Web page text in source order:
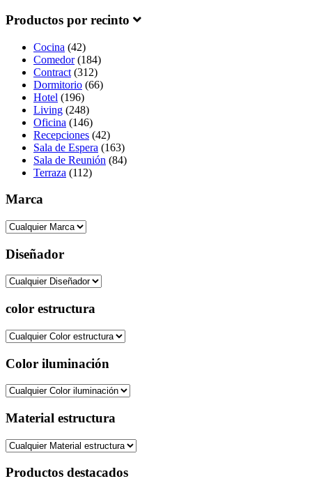
Productos por recinto
Cocina (42)
Comedor(184)
Contract (312)
Dormitorio (66)
Hotel (196)
Living (248)
Oficina (146)
Recepciones (42)
Sala de Espera (163)
Sala de Reunión (84)
Terraza (112)
Marca
Diseñador
color estructura
Color iluminación
Material estructura
Productos destacados